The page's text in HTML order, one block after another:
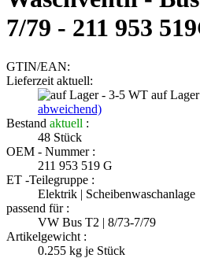
7/79 - 211 953
GTIN/EAN:
Lieferzeit aktuell:
auf
abweichend)
Bestand aktuell :
48 Stück
OEM - Nummer :
211 953 519 G
ET -Teilegruppe :
Elektrik | Scheibenwaschanlage
passend für :
VW Bus T2 | 8/73-7/79
Artikelgewicht :
0.255 kg je Stück